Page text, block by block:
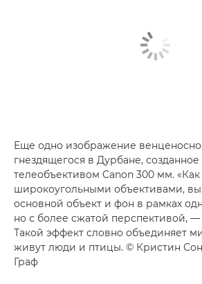
Еще одно изображение
гнездящегося в Дурбане,
телеобъективом Canon 300 мм.
широкоугольными объективами, вы
основной объект и фон в рамках
но с более сжатой перспективой,
Такой эффект словно объединяет
живут люди и птицы. © Кристин
Граф